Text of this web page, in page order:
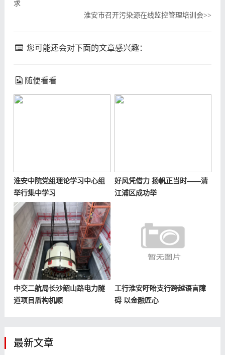
求
淮安市召开污染源在线监控管理培训会>>
您可能还会对下面的文章感兴趣：
随便看看
淮安中院党组理论学习中心组
举行集中学习
好风凭借力 扬帆正当时——清
江浦区成功举
中交二航局长沙韶山路电力隧
道项目盾构机顺
工行淮安盱眙支行跨越语言障
碍 以金融匠心
最新文章